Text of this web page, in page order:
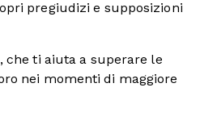
pregiudizi e supposizioni
che ti aiuta a superare le
nei momenti di maggiore